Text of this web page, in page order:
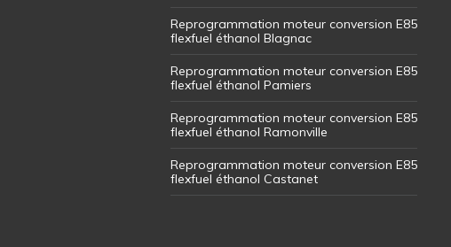
Reprogrammation moteur conversion E85
flexfuel éthanol Blagnac
Reprogrammation moteur conversion E85
flexfuel éthanol Pamiers
Reprogrammation moteur conversion E85
flexfuel éthanol Ramonville
Reprogrammation moteur conversion E85
flexfuel éthanol Castanet